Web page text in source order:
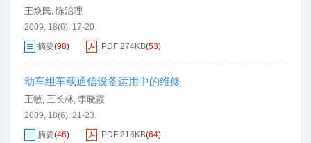
王焕民, 陈治理
2009, 18(6): 17-20.
摘要(98) PDF 274KB(53)
动车组车载通信设备运用中的维修
王敏, 王长林, 李晓霞
2009, 18(6): 21-23.
摘要(46) PDF 216KB(64)